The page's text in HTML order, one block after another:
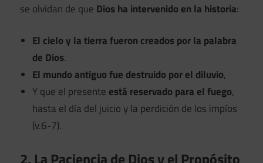
se olvidan de que Dios ha intervenido en la historia:
El cielo y la tierra fueron creados por la palabra
de Dios.
El mundo antiguo fue destruido por el diluvio,
Y que el presente está reservado para el fuego,
hasta el día del juicio y la perdición de los impíos
(v.6-7).